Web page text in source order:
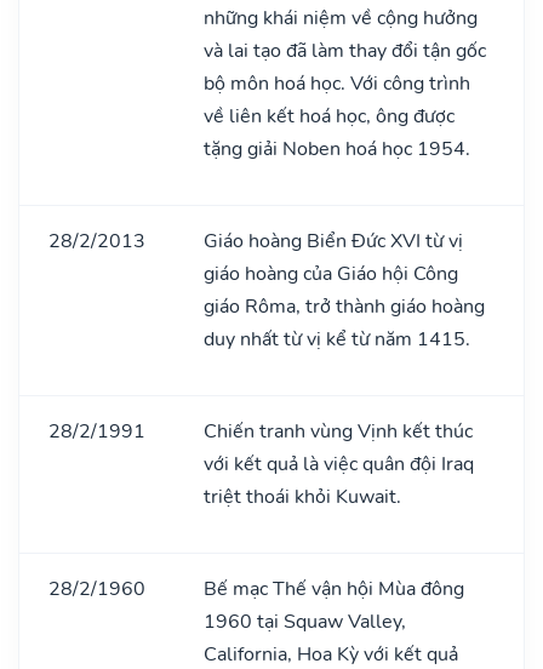
những khái niệm về cộng hưởng
và lai tạo đã làm thay đổi tận gốc
bộ môn hoá học. Với công trình
về liên kết hoá học, ông được
tặng giải Noben hoá học 1954.
28/2/2013
Giáo hoàng Biển Đức XVI từ vị
giáo hoàng của Giáo hội Công
giáo Rôma, trở thành giáo hoàng
duy nhất từ vị kể từ năm 1415.
28/2/1991
Chiến tranh vùng Vịnh kết thúc
với kết quả là việc quân đội Iraq
triệt thoái khỏi Kuwait.
28/2/1960
Bế mạc Thế vận hội Mùa đông
1960 tại Squaw Valley,
California, Hoa Kỳ với kết quả